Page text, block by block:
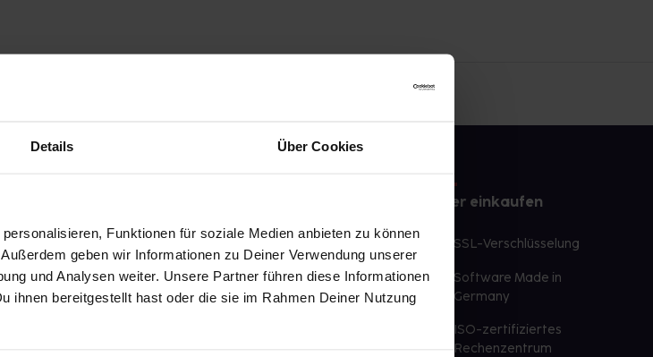
Details Über Cookies
Funktionen für soziale Medien anbieten zu können
geben wir Informationen zu Deiner Verwendung unserer
und Analysen weiter. Unsere Partner führen diese Informationen
ihnen bereitgestellt hast oder die sie im Rahmen Deiner Nutzung
Ausgewählte Wunschprodukte
sofort abholbereit
Lieferung für sofort verfügbare
Sicher einkaufen
SSL-Verschlüsselung
Software Made in
Germany
ISO-zertifiziertes
Rechenzentrum